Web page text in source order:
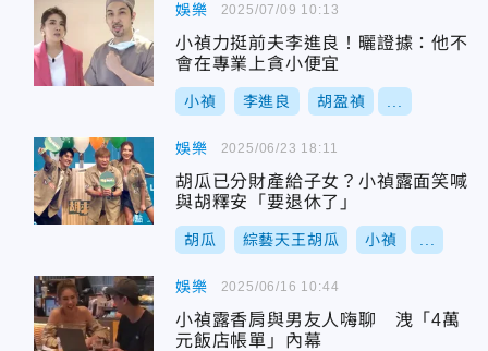
娛樂
小禎力挺前夫李進良！曬證據：他不
會在專業上貪小便宜
小禎 李進良 胡盈禎
2025/07/09 10:13
娛樂
胡瓜已分財產給子女？小禎露面笑喊
與胡釋安「要退休了」
胡瓜 綜藝天王胡瓜 小禎
2025/06/23 18:11
娛樂
小禎露香肩與男友人嗨聊 洩「4萬
元飯店帳單」內幕
2025/06/16 10:44